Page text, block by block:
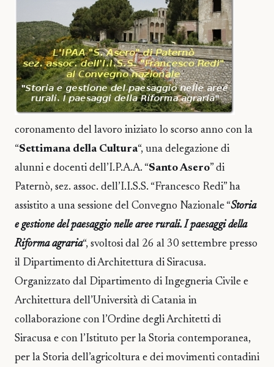
coronamento del lavoro iniziato lo scorso anno con la
“Settimana della Cultura“, una delegazione di
alunni e docenti dell’I.P.A.A. “Santo Asero” di
Paternò, sez. assoc. dell’I.I.S.S. “Francesco Redi” ha
assistito a una sessione del Convegno Nazionale “Storia
e gestione del paesaggio nelle aree rurali. I paesaggi della
Riforma agraria“, svoltosi dal 26 al 30 settembre presso
il Dipartimento di Architettura di Siracusa.
Organizzato dal Dipartimento di Ingegneria Civile e
Architettura dell’Università di Catania in
collaborazione con l’Ordine degli Architetti di
Siracusa e con l’Istituto per la Storia contemporanea,
per la Storia dell’agricoltura e dei movimenti contadini